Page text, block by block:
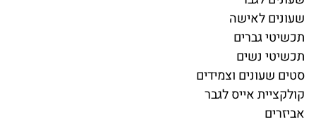
שעונים לאישה
תכשיטי גברים
תכשיטי נשים
סטים שעונים וצמידים
קולקציית אייס לגבר
אביזרים